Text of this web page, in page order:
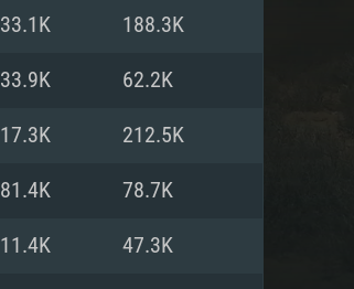
33.1K 188.3K
33.9K 62.2K
17.3K 212.5K
81.4K 78.7K
11.4K 47.3K